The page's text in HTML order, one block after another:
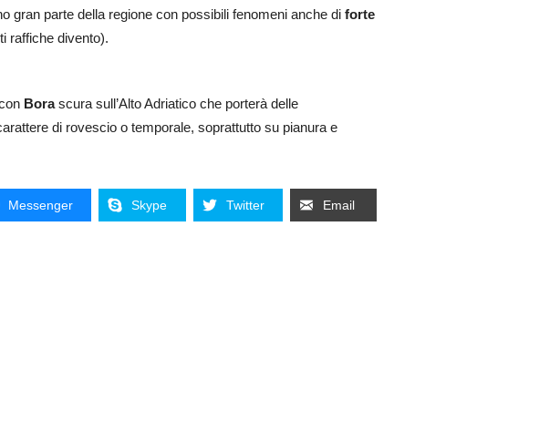
gran parte della regione con possibili fenomeni anche di forte
raffiche divento).
Borascura sull’Alto Adriatico che porterà delle
di rovescio o temporale, soprattutto su pianura e
Messenger Skype Twitter Email